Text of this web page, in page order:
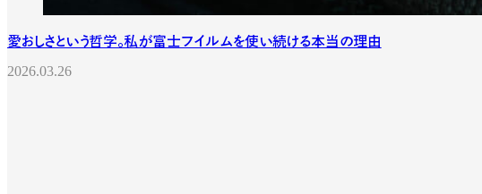
愛おしさという哲学。私が富士フイルムを使い続ける本当の理由
2026.03.26